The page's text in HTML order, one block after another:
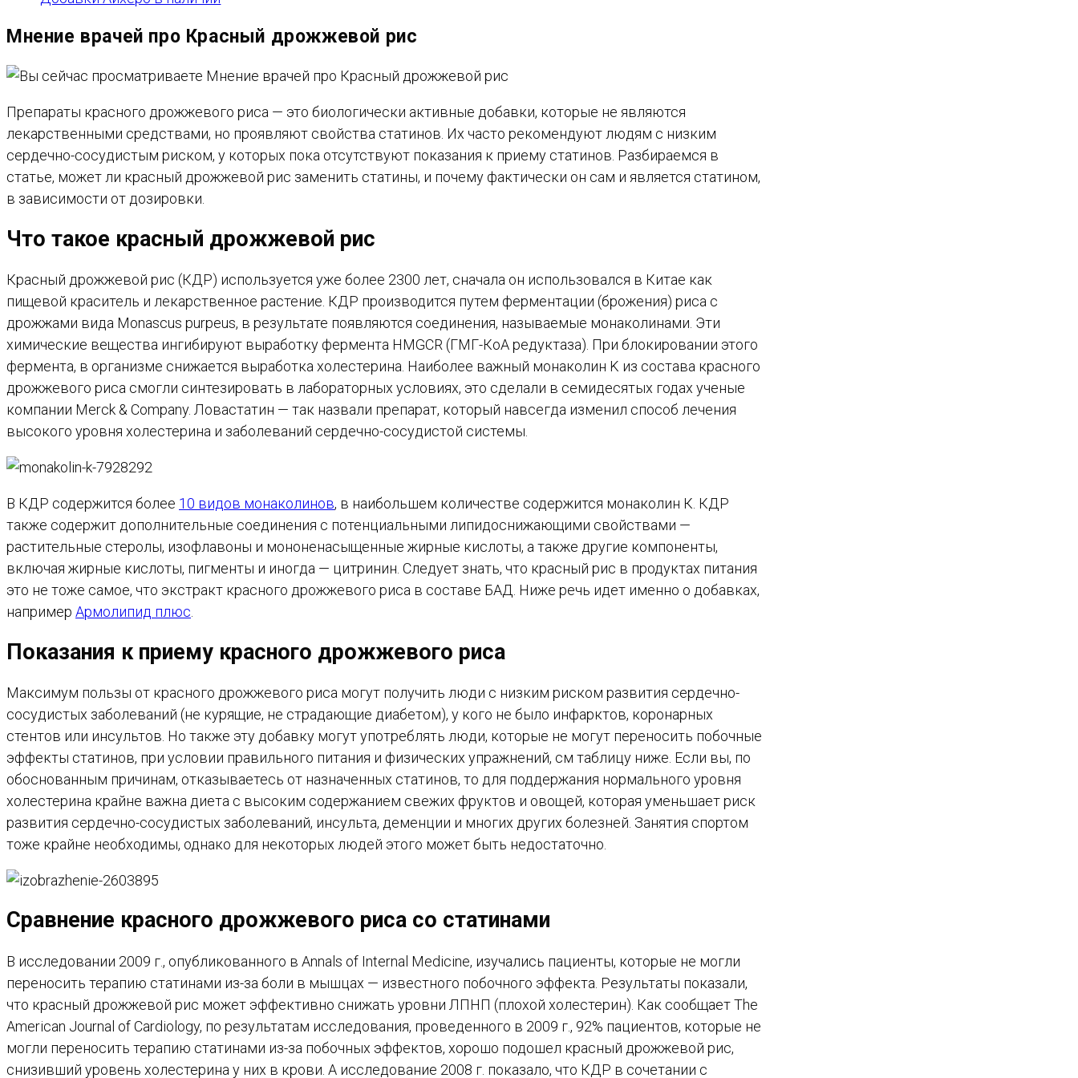
Мнение врачей про Красный дрожжевой рис
Препараты красного дрожжевого риса — это биологически активные добавки, которые не являются
лекарственными средствами, но проявляют свойства статинов. Их часто рекомендуют людям с низким
сердечно-сосудистым риском, у которых пока отсутствуют показания к приему статинов. Разбираемся в
статье, может ли красный дрожжевой рис заменить статины, и почему фактически он сам и является статином,
в зависимости от дозировки.
Что такое красный дрожжевой рис
Красный дрожжевой рис (КДР) используется уже более 2300 лет, сначала он использовался в Китае как
пищевой краситель и лекарственное растение. КДР производится путем ферментации (брожения) риса с
дрожжами вида Monascus purpeus, в результате появляются соединения, называемые монаколинами. Эти
химические вещества ингибируют выработку фермента HMGCR (ГМГ-КоА редуктаза). При блокировании этого
фермента, в организме снижается выработка холестерина. Наиболее важный монаколин K из состава красного
дрожжевого риса смогли синтезировать в лабораторных условиях, это сделали в семидесятых годах ученые
компании Merck & Company. Ловастатин — так назвали препарат, который навсегда изменил способ лечения
высокого уровня холестерина и заболеваний сердечно-сосудистой системы.
В КДР содержится более 10 видов монаколинов, в наибольшем количестве содержится монаколин К. КДР
также содержит дополнительные соединения с потенциальными липидоснижающими свойствами —
растительные стеролы, изофлавоны и мононенасыщенные жирные кислоты, а также другие компоненты,
включая жирные кислоты, пигменты и иногда — цитринин. Следует знать, что красный рис в продуктах питания
это не тоже самое, что экстракт красного дрожжевого риса в составе БАД. Ниже речь идет именно о добавках,
например Армолипид плюс
Показания к приему красного дрожжевого риса
Максимум пользы от красного дрожжевого риса могут получить люди с низким риском развития сердечно-
сосудистых заболеваний (не курящие, не страдающие диабетом), у кого не было инфарктов, коронарных
стентов или инсультов. Но также эту добавку могут употреблять люди, которые не могут переносить побочные
эффекты статинов, при условии правильного питания и физических упражнений, см таблицу ниже. Если вы, по
обоснованным причинам, отказываетесь от назначенных статинов, то для поддержания нормального уровня
холестерина крайне важна диета с высоким содержанием свежих фруктов и овощей, которая уменьшает риск
развития сердечно-сосудистых заболеваний, инсульта, деменции и многих других болезней. Занятия спортом
тоже крайне необходимы, однако для некоторых людей этого может быть недостаточно.
Сравнение красного дрожжевого риса со статинами
В исследовании 2009 г., опубликованного в Annals of Internal Medicine, изучались пациенты, которые не могли
переносить терапию статинами из-за боли в мышцах — известного побочного эффекта. Результаты показали,
что красный дрожжевой рис может эффективно снижать уровни ЛПНП (плохой холестерин). Как сообщает The
American Journal of Cardiology, по результатам исследования, проведенного в 2009 г., 92% пациентов, которые не
могли переносить терапию статинами из-за побочных эффектов, хорошо подошел красный дрожжевой рис,
снизивший уровень холестерина у них в крови. А исследование 2008 г. показало, что КДР в сочетании с